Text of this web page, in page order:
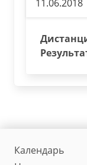
11.06.2018
Календарь